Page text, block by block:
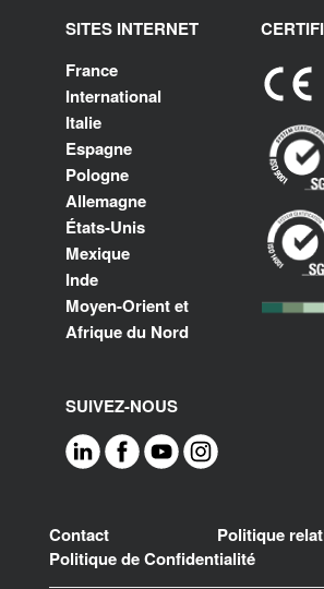
SITES INTERNET
France
International
Italie
Espagne
Pologne
Allemagne
États-Unis
Mexique
Inde
Moyen-Orient et
Afrique du Nord
SUIVEZ-NOUS
Footer
Contact
Politique
Politique de Confidentialité